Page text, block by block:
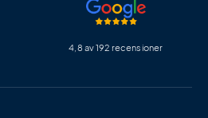
4,8 av 192 recensioner